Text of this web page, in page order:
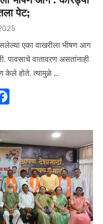
पेट;
एका वाखरीला भीषण आग
पावसाचे वातावरण असतांनाही
केले होते. त्यामुळे …
c
e
b
o
o
k